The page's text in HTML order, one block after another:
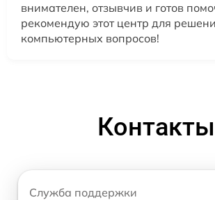
внимателен, отзывчив и готов
рекомендую этот центр для
компьютерных вопросов!
Контакты
Служба поддержки